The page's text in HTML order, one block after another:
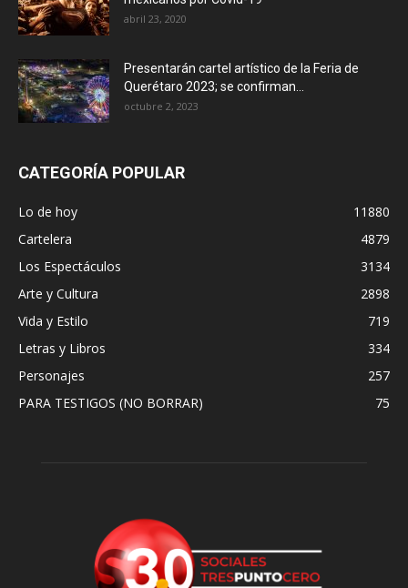
abril 23, 2020
Presentarán cartel artístico de la Feria de
Querétaro 2023; se confirman...
octubre 2, 2023
CATEGORÍA POPULAR
Lo de hoy
11880
Cartelera
4879
Los Espectáculos
3134
Arte y Cultura
2898
Vida y Estilo
719
Letras y Libros
334
Personajes
257
PARA TESTIGOS (NO BORRAR)
75